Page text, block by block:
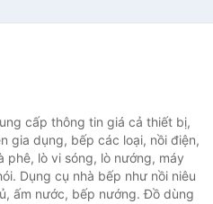
cấp thông tin giá cả thiết bị,
gia dụng, bếp các loại, nồi điện,
phê, lò vi sóng, lò nướng, máy
Dụng cụ nhà bếp như nồi niêu
ấm nước, bếp nướng. Đồ dùng